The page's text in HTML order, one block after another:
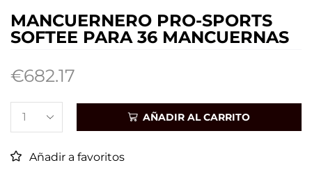
MANCUERNERO PRO-SPORTS
SOFTEE PARA 36 MANCUERNAS
€682.17
AÑADIR AL CARRITO
Añadir a favoritos